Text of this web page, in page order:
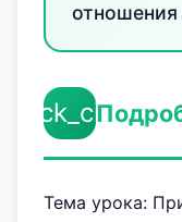
отношения
Тема урока: